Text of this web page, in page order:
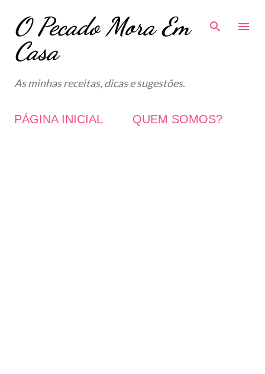
Avançar para o conteúdo principal
O Pecado Mora Em
Casa
As minhas receitas, dicas e sugestões.
PÁGINA INICIAL QUEM SOMOS?